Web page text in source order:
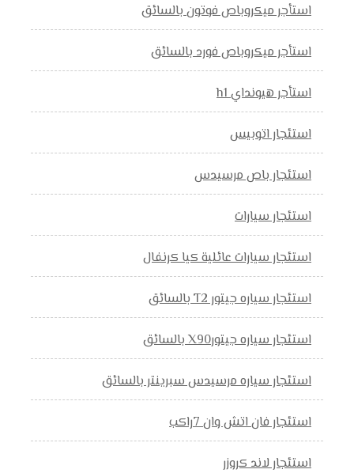
استأجر ميكروباص فوتون بالسائق
استأجر ميكروباص فورد بالسائق
استأجر هيونداي h1
استئجار اتوبيس
استئجار باص مرسيدس
استئجار سيارات
استئجار سيارات عائلية كيا كرنفال
استئجار سياره جيتور T2 بالسائق
استئجار سياره جيتورX90 بالسائق
استئجار سياره مرسيدس سبرينتر بالسائق
استئجار فان اتش وان 7راكب
استئجار لاند كروزر